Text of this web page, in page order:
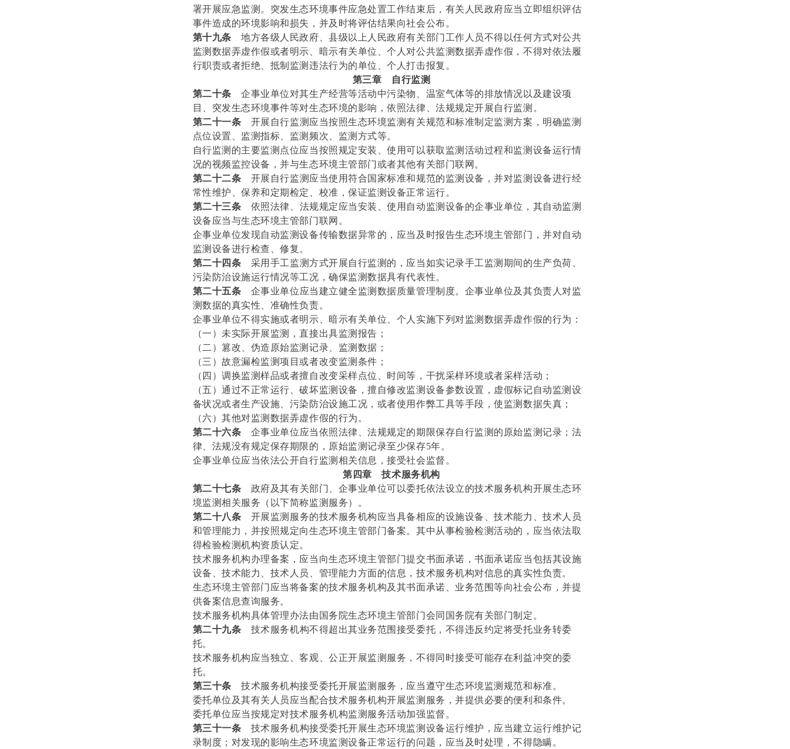
署开展应急监测。突发生态环境事件应急处置工作结束后，有关人民政府应当立即组织评估
事件造成的环境影响和损失，并及时将评估结果向社会公布。
第十九条
地方各级人民政府、县级以上人民政府有关部门工作人员不得以任何方式对公共
监测数据弄虚作假或者明示、暗示有关单位、个人对公共监测数据弄虚作假，不得对依法履
行职责或者拒绝、抵制监测违法行为的单位、个人打击报复。
第三章
自行监测
第二十条
企事业单位对其生产经营等活动中污染物、温室气体等的排放情况以及建设项
目、突发生态环境事件等对生态环境的影响，依照法律、法规规定开展自行监测。
第二十一条
开展自行监测应当按照生态环境监测有关规范和标准制定监测方案，明确监测
点位设置、监测指标、监测频次、监测方式等。
自行监测的主要监测点位应当按照规定安装、使用可以获取监测活动过程和监测设备运行情
况的视频监控设备，并与生态环境主管部门或者其他有关部门联网。
第二十二条
开展自行监测应当使用符合国家标准和规范的监测设备，并对监测设备进行经
常性维护、保养和定期检定、校准，保证监测设备正常运行。
第二十三条
依照法律、法规规定应当安装、使用自动监测设备的企事业单位，其自动监测
设备应当与生态环境主管部门联网。
企事业单位发现自动监测设备传输数据异常的，应当及时报告生态环境主管部门，并对自动
监测设备进行检查、修复。
第二十四条
采用手工监测方式开展自行监测的，应当如实记录手工监测期间的生产负荷、
污染防治设施运行情况等工况，确保监测数据具有代表性。
第二十五条
企事业单位应当建立健全监测数据质量管理制度。企事业单位及其负责人对监
测数据的真实性、准确性负责。
企事业单位不得实施或者明示、暗示有关单位、个人实施下列对监测数据弄虚作假的行为：
（一）未实际开展监测，直接出具监测报告；
（二）篡改、伪造原始监测记录、监测数据；
（三）故意漏检监测项目或者改变监测条件；
（四）调换监测样品或者擅自改变采样点位、时间等，干扰采样环境或者采样活动；
（五）通过不正常运行、破坏监测设备，擅自修改监测设备参数设置，虚假标记自动监测设
备状况或者生产设施、污染防治设施工况，或者使用作弊工具等手段，使监测数据失真；
（六）其他对监测数据弄虚作假的行为。
第二十六条
企事业单位应当依照法律、法规规定的期限保存自行监测的原始监测记录；法
律、法规没有规定保存期限的，原始监测记录至少保存5年。
企事业单位应当依法公开自行监测相关信息，接受社会监督。
第四章
技术服务机构
第二十七条
政府及其有关部门、企事业单位可以委托依法设立的技术服务机构开展生态环
境监测相关服务（以下简称监测服务）。
第二十八条
开展监测服务的技术服务机构应当具备相应的设施设备、技术能力、技术人员
和管理能力，并按照规定向生态环境主管部门备案。其中从事检验检测活动的，应当依法取
得检验检测机构资质认定。
技术服务机构办理备案，应当向生态环境主管部门提交书面承诺，书面承诺应当包括其设施
设备、技术能力、技术人员、管理能力方面的信息，技术服务机构对信息的真实性负责。
生态环境主管部门应当将备案的技术服务机构及其书面承诺、业务范围等向社会公布，并提
供备案信息查询服务。
技术服务机构具体管理办法由国务院生态环境主管部门会同国务院有关部门制定。
第二十九条
技术服务机构不得超出其业务范围接受委托，不得违反约定将受托业务转委
托。
技术服务机构应当独立、客观、公正开展监测服务，不得同时接受可能存在利益冲突的委
托。
第三十条
技术服务机构接受委托开展监测服务，应当遵守生态环境监测规范和标准。
委托单位及其有关人员应当配合技术服务机构开展监测服务，并提供必要的便利和条件。
委托单位应当按规定对技术服务机构监测服务活动加强监督。
第三十一条
技术服务机构接受委托开展生态环境监测设备运行维护，应当建立运行维护记
录制度；对发现的影响生态环境监测设备正常运行的问题，应当及时处理，不得隐瞒。